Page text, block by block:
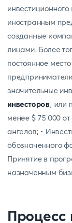
иностранным
созданные
лицами. Более
постоянное
значительные
инвесторов, или
менее $ 75 000
ангелов; •
обозначенного
Принятие в
назначенным
Процесс